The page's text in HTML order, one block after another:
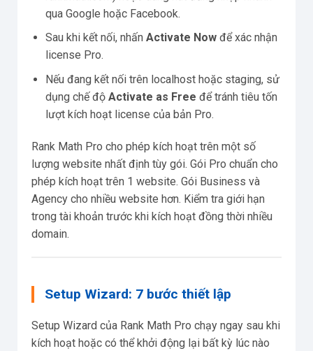
qua Google hoặc Facebook.
Sau khi kết nối, nhấn Activate Now để xác nhận
license Pro.
Nếu đang kết nối trên localhost hoặc staging, sử
dụng chế độ Activate as Free để tránh tiêu tốn
lượt kích hoạt license của bản Pro.
Rank Math Pro cho phép kích hoạt trên một số
lượng website nhất định tùy gói. Gói Pro chuẩn cho
phép kích hoạt trên 1 website. Gói Business và
Agency cho nhiều website hơn. Kiểm tra giới hạn
trong tài khoản trước khi kích hoạt đồng thời nhiều
domain.
Setup Wizard: 7 bước thiết lập
Setup Wizard của Rank Math Pro chạy ngay sau khi
kích hoạt hoặc có thể khởi động lại bất kỳ lúc nào